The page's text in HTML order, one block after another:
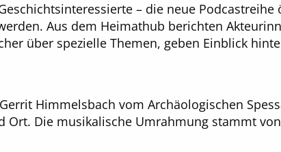
– die neue Podcastreihe
Aus dem Heimathub berichten
über spezielle Themen, geben Einblick
Himmelsbach vom Archäologischen
Die musikalische Umrahmung stammt